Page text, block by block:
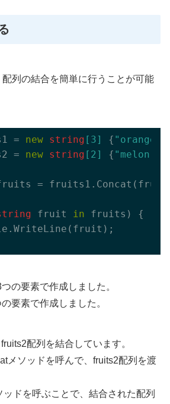
配列の結合を簡単に行うことが可能
= new string [ 3] { "orange"
= new string [ 2 ] { "melon"
= fruits1. Concat(
fruit in fruits) {
WriteLine( fruit ) ;
の要素で作成しました。
要素で作成しました。
配列を結合しています。
メソッドを呼んで、fruits2配列を渡
ッドを呼ぶことで、結合された配列